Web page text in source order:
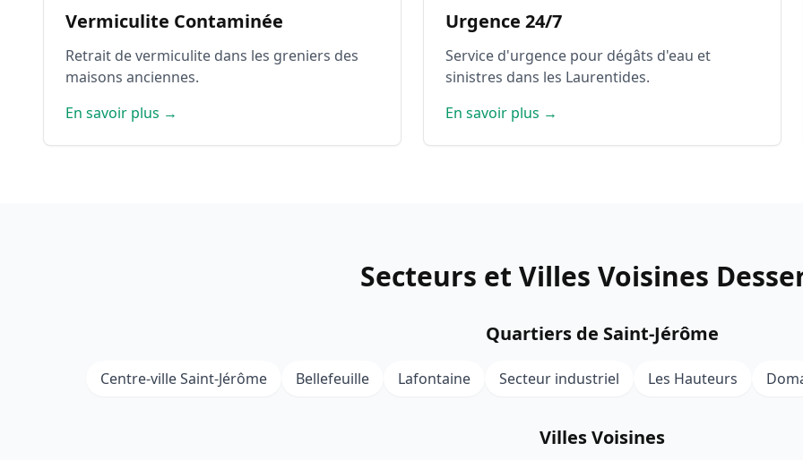
Vermiculite Contaminée
Retrait de vermiculite dans les greniers des
maisons anciennes.
En savoir plus →
Urgence 24/7
Service d'urgence pour dégâts d'eau et
sinistres dans les Laurentides.
En savoir plus →
Secteurs et Villes Voisines
Quartiers de Saint-Jérôme
Centre-ville Saint-Jérôme Bellefeuille Lafontaine Secteur industriel Les Hauteurs
Villes Voisines